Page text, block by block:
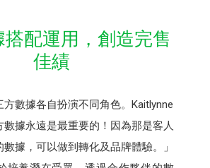
搭配運用，創造完售
佳績
數據各自扮演不同角色。Kaitlynne
數據永遠是最重要的！因為那是客人
據，可以做到轉化及品牌體驗。」